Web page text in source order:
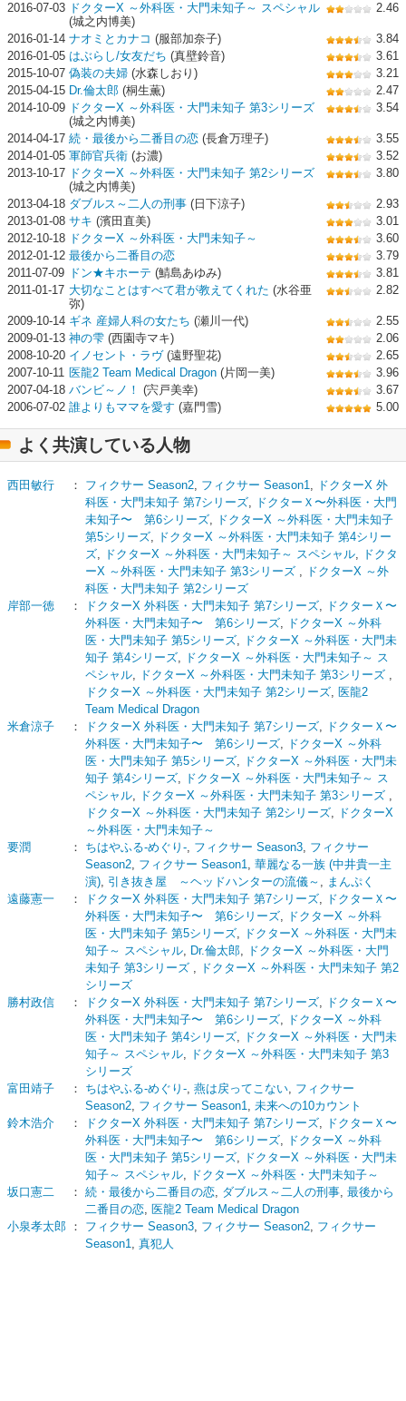
2016-07-03 ドクターX ～外科医・大門未知子～ スペシャル
(城之内博美)
2.46
2016-01-14 ナオミとカナコ (服部加奈子)
3.84
2016-01-05 はぶらし/女友だち (真壁鈴音)
3.61
2015-10-07 偽装の夫婦 (水森しおり)
3.21
2015-04-15 Dr.倫太郎 (桐生薫)
2.47
2014-10-09 ドクターX ～外科医・大門未知子 第3シリーズ
(城之内博美)
3.54
2014-04-17 続・最後から二番目の恋 (長倉万理子)
3.55
2014-01-05 軍師官兵衛 (お濃)
3.52
2013-10-17 ドクターX ～外科医・大門未知子 第2シリーズ
(城之内博美)
3.80
2013-04-18 ダブルス～二人の刑事 (日下涼子)
2.93
2013-01-08 サキ (濱田直美)
3.01
2012-10-18 ドクターX ～外科医・大門未知子～
3.60
2012-01-12 最後から二番目の恋
3.79
2011-07-09 ドン★キホーテ (鯖島あゆみ)
3.81
2011-01-17 大切なことはすべて君が教えてくれた (水谷亜
弥)
2.82
2009-10-14 ギネ 産婦人科の女たち (瀬川一代)
2.55
2009-01-13 神の雫 (西園寺マキ)
2.06
2008-10-20 イノセント・ラヴ(遠野聖花)
2.65
2007-10-11 医龍2 Team Medical Dragon (片岡一美)
3.96
2007-04-18 バンビ～ノ！ (宍戸美幸)
3.67
2006-07-02 誰よりもママを愛す (嘉門雪) 5.00
よく共演している人物
西田敏行 ： フィクサー Season2, フィクサー Season1, ドクターX 外
科医・大門未知子 第7シリーズ, ドクターＸ〜外科医・大門
未知子〜 第6シリーズ, ドクターX ～外科医・大門未知子
第5シリーズ, ドクターX ～外科医・大門未知子 第4シリー
ズ, ドクターX ～外科医・大門未知子～ スペシャル, ドクタ
ーX ～外科医・大門未知子 第3シリーズ , ドクターX ～外
科医・大門未知子 第2シリーズ
岸部一徳
： ドクターX 外科医・大門未知子 第7シリーズ, ドクターＸ〜
外科医・大門未知子〜 第6シリーズ, ドクターX ～外科
医・大門未知子 第5シリーズ, ドクターX ～外科医・大門未
知子 第4シリーズ, ドクターX ～外科医・大門未知子～ ス
ペシャル, ドクターX ～外科医・大門未知子 第3シリーズ ,
ドクターX ～外科医・大門未知子 第2シリーズ, 医龍2
Team Medical Dragon
米倉涼子
： ドクターX 外科医・大門未知子 第7シリーズ, ドクターＸ〜
外科医・大門未知子〜 第6シリーズ, ドクターX ～外科
医・大門未知子 第5シリーズ, ドクターX ～外科医・大門未
知子 第4シリーズ, ドクターX ～外科医・大門未知子～ ス
ペシャル, ドクターX ～外科医・大門未知子 第3シリーズ ,
ドクターX ～外科医・大門未知子 第2シリーズ, ドクターX
～外科医・大門未知子～
要潤
： ちはやふる-めぐり-, フィクサー Season3, フィクサー
Season2, フィクサー Season1, 華麗なる一族 (中井貴一主
演), 引き抜き屋 ～ヘッドハンターの流儀～ , まんぷく
遠藤憲一
： ドクターX 外科医・大門未知子 第7シリーズ, ドクターＸ〜
外科医・大門未知子〜 第6シリーズ, ドクターX ～外科
医・大門未知子 第5シリーズ, ドクターX ～外科医・大門未
知子～ スペシャル, Dr.倫太郎, ドクターX ～外科医・大門
未知子 第3シリーズ , ドクターX ～外科医・大門未知子 第2
シリーズ
勝村政信
： ドクターX 外科医・大門未知子 第7シリーズ, ドクターＸ〜
外科医・大門未知子〜 第6シリーズ, ドクターX ～外科
医・大門未知子 第4シリーズ, ドクターX ～外科医・大門未
知子～ スペシャル, ドクターX ～外科医・大門未知子 第3
シリーズ
富田靖子
： ちはやふる-めぐり-, 燕は戻ってこない, フィクサー
Season2, フィクサー Season1, 未来への10カウント
鈴木浩介
： ドクターX 外科医・大門未知子 第7シリーズ, ドクターＸ〜
外科医・大門未知子〜 第6シリーズ, ドクターX ～外科
医・大門未知子 第5シリーズ, ドクターX ～外科医・大門未
知子～ スペシャル, ドクターX ～外科医・大門未知子～
坂口憲二
： 続・最後から二番目の恋, ダブルス～二人の刑事, 最後から
二番目の恋, 医龍2 Team Medical Dragon
小泉孝太郎 ： フィクサー Season3, フィクサー Season2, フィクサー
Season1, 真犯人